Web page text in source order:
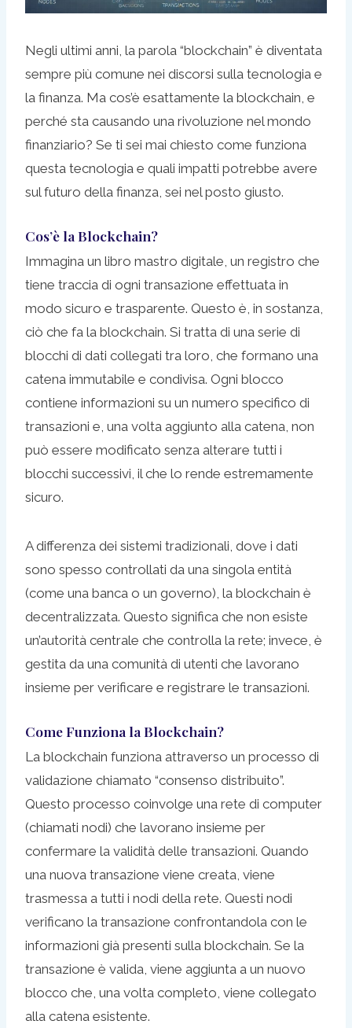
Negli ultimi anni, la parola “blockchain” è diventata
sempre più comune nei discorsi sulla tecnologia e
la finanza. Ma cos’è esattamente la blockchain, e
perché sta causando una rivoluzione nel mondo
finanziario? Se ti sei mai chiesto come funziona
questa tecnologia e quali impatti potrebbe avere
sul futuro della finanza, sei nel posto giusto.
Cos’è la Blockchain?
Immagina un libro mastro digitale, un registro che
tiene traccia di ogni transazione effettuata in
modo sicuro e trasparente. Questo è, in sostanza,
ciò che fa la blockchain. Si tratta di una serie di
blocchi di dati collegati tra loro, che formano una
catena immutabile e condivisa. Ogni blocco
contiene informazioni su un numero specifico di
transazioni e, una volta aggiunto alla catena, non
può essere modificato senza alterare tutti i
blocchi successivi, il che lo rende estremamente
sicuro.
A differenza dei sistemi tradizionali, dove i dati
sono spesso controllati da una singola entità
(come una banca o un governo), la blockchain è
decentralizzata. Questo significa che non esiste
un’autorità centrale che controlla la rete; invece, è
gestita da una comunità di utenti che lavorano
insieme per verificare e registrare le transazioni.
Come Funziona la Blockchain?
La blockchain funziona attraverso un processo di
validazione chiamato “consenso distribuito”.
Questo processo coinvolge una rete di computer
(chiamati nodi) che lavorano insieme per
confermare la validità delle transazioni. Quando
una nuova transazione viene creata, viene
trasmessa a tutti i nodi della rete. Questi nodi
verificano la transazione confrontandola con le
informazioni già presenti sulla blockchain. Se la
transazione è valida, viene aggiunta a un nuovo
blocco che, una volta completo, viene collegato
alla catena esistente.